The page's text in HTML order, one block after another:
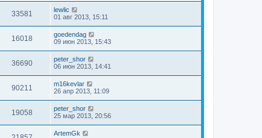
33581
lewlic
01 авг 2013, 15:11
16018
goedendag
09 июн 2013, 15:43
36690
peter_shor
06 июн 2013, 14:41
90211
m16kevlar
26 апр 2013, 11:09
19058
peter_shor
25 мар 2013, 20:56
ArtemGk